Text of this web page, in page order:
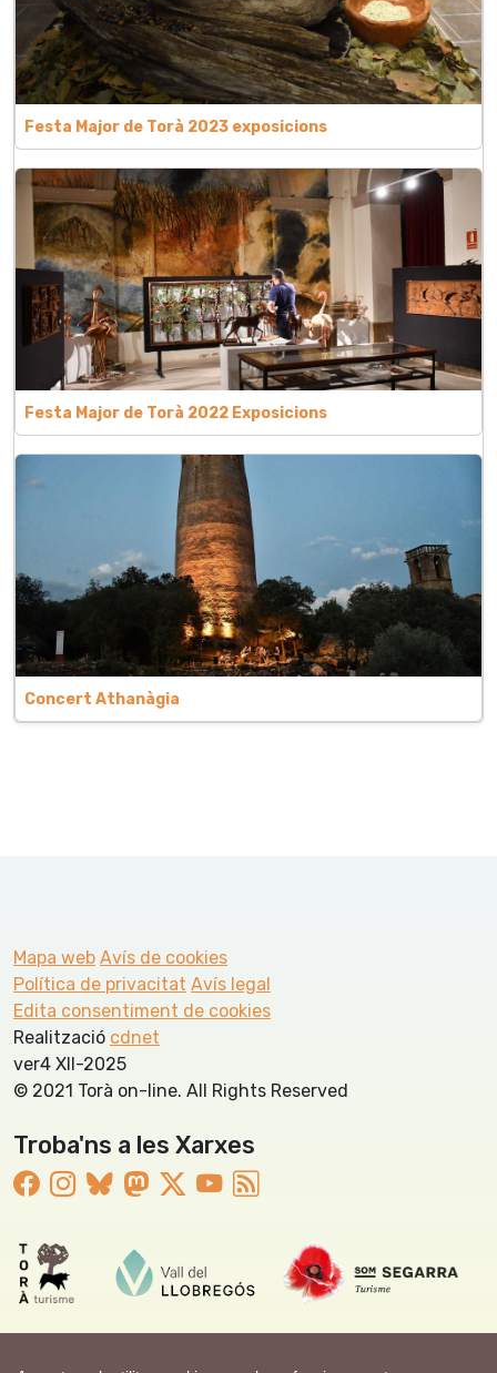
Festa Major de Torà 2023 exposicions
Festa Major de Torà 2022 Exposicions
Concert Athanàgia
Mapa web Avís de cookies
Política de privacitat Avís legal
Edita consentiment de cookies
Realització cdnet
ver4 XII-2025
© 2021 Torà on-line. All Rights Reserved
Troba'ns a les Xarxes